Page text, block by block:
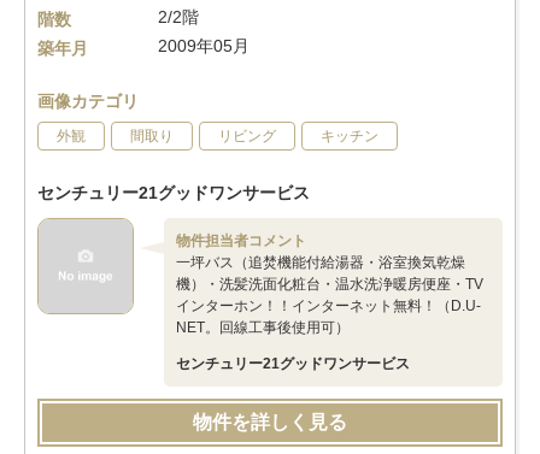
階数
2/2階
築年月
2009年05月
画像カテゴリ
外観 間取り リビング キッチン
センチュリー21グッドワンサービス
物件担当者コメント
一坪バス（追焚機能付給湯器・浴室換気乾燥
機）・洗髪洗面化粧台・温水洗浄暖房便座・TV
インターホン！！インターネット無料！（D.U-
NET。回線工事後使用可）
センチュリー21グッドワンサービス
物件を詳しく見る